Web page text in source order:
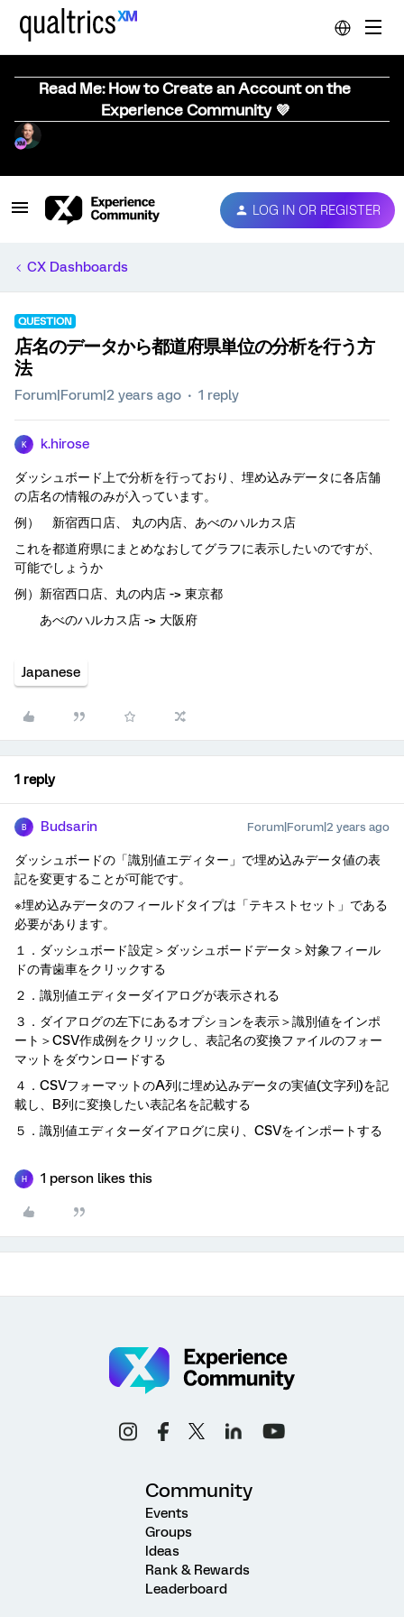
Read Me: How to Create an Account on the
Experience Community 💜
LOG IN OR REGISTER
CX Dashboards
QUESTION
店名のデータから都道府県単位の分析を行う方
法
Forum|Forum|2 years ago 1 reply
K k.hirose
ダッシュボード上で分析を行っており、埋め込みデータに各店舗
の店名の情報のみが入っています。
例） 新宿西口店、 丸の内店、あべのハルカス店
これを都道府県にまとめなおしてグラフに表示したいのですが、
可能でしょうか
例）新宿西口店、丸の内店 -> 東京都
あべのハルカス店 -> 大阪府
Japanese
1 reply
B Budsarin Forum|Forum|2 years ago
ダッシュボードの「識別値エディター」で埋め込みデータ値の表
記を変更することが可能です。
※埋め込みデータのフィールドタイプは「テキストセット」である
必要があります。
１．ダッシュボード設定＞ダッシュボードデータ＞対象フィール
ドの青歯車をクリックする
２．識別値エディターダイアログが表示される
３．ダイアログの左下にあるオプションを表示＞識別値をインポ
ート＞CSV作成例をクリックし、表記名の変換ファイルのフォー
マットをダウンロードする
４．CSVフォーマットのA列に埋め込みデータの実値(文字列)を記
載し、B列に変換したい表記名を記載する
５．識別値エディターダイアログに戻り、CSVをインポートする
H 1 person likes this
Community
Events
Groups
Ideas
Rank & Rewards
Leaderboard